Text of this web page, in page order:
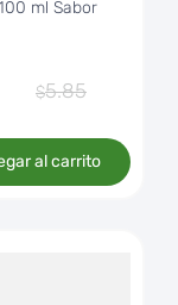
ml Sabor
5.85
al carrito